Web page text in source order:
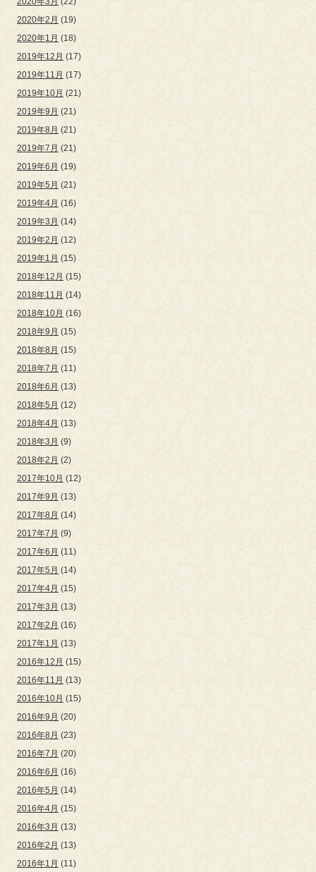
2020年2月 (19)
2020年1月 (18)
2019年12月 (17)
2019年11月 (17)
2019年10月 (21)
2019年9月 (21)
2019年8月 (21)
2019年7月 (21)
2019年6月 (19)
2019年5月 (21)
2019年4月 (16)
2019年3月 (14)
2019年2月 (12)
2019年1月 (15)
2018年12月 (15)
2018年11月 (14)
2018年10月 (16)
2018年9月 (15)
2018年8月 (15)
2018年7月 (11)
2018年6月 (13)
2018年5月 (12)
2018年4月 (13)
2018年3月 (9)
2018年2月 (2)
2017年10月 (12)
2017年9月 (13)
2017年8月 (14)
2017年7月 (9)
2017年6月 (11)
2017年5月 (14)
2017年4月 (15)
2017年3月 (13)
2017年2月 (16)
2017年1月 (13)
2016年12月 (15)
2016年11月 (13)
2016年10月 (15)
2016年9月 (20)
2016年8月 (23)
2016年7月 (20)
2016年6月 (16)
2016年5月 (14)
2016年4月 (15)
2016年3月 (13)
2016年2月 (13)
2016年1月 (11)